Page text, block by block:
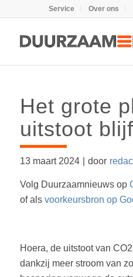
Service Over ons
Het grote
uitstoot
13 maart 2024 door
Volg Duurzaamnieuws op
of als voorkeursbron op
Hoera, de uitstoot van
dankzij meer stroom van